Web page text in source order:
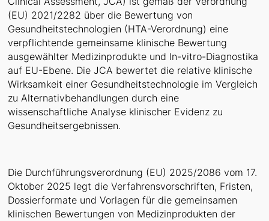
(EU) 2021/2282 über die Bewertung von
Gesundheitstechnologien (HTA-Verordnung) eine
verpflichtende gemeinsame klinische Bewertung
ausgewählter Medizinprodukte und In-vitro-Diagnostika
auf EU-Ebene. Die JCA bewertet die relative klinische
Wirksamkeit einer Gesundheitstechnologie im Vergleich
zu Alternativbehandlungen durch eine
wissenschaftliche Analyse klinischer Evidenz zu
Gesundheitsergebnissen.
Die Durchführungsverordnung (EU) 2025/2086 vom 17.
Oktober 2025 legt die Verfahrensvorschriften, Fristen,
Dossierformate und Vorlagen für die gemeinsamen
klinischen Bewertungen von Medizinprodukten der